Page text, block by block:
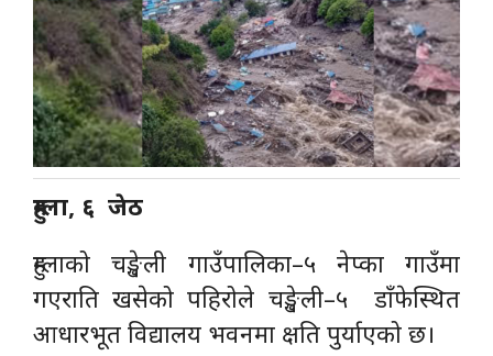
हुम्ला, ६ जेठ
हुम्लाको चङ्खेली गाउँपालिका–५ नेप्का गाउँमा
गएराति खसेको पहिरोले चङ्खेली–५ डाँफेस्थित
आधारभूत विद्यालय भवनमा क्षति पुर्याएको छ।